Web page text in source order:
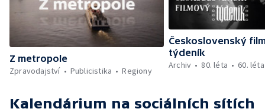
Z metropole
Zpravodajství
Publicistika Regiony
Československý
týdeník
Archiv
80. léta 60. léta
Kalendárium na sociálních sítích